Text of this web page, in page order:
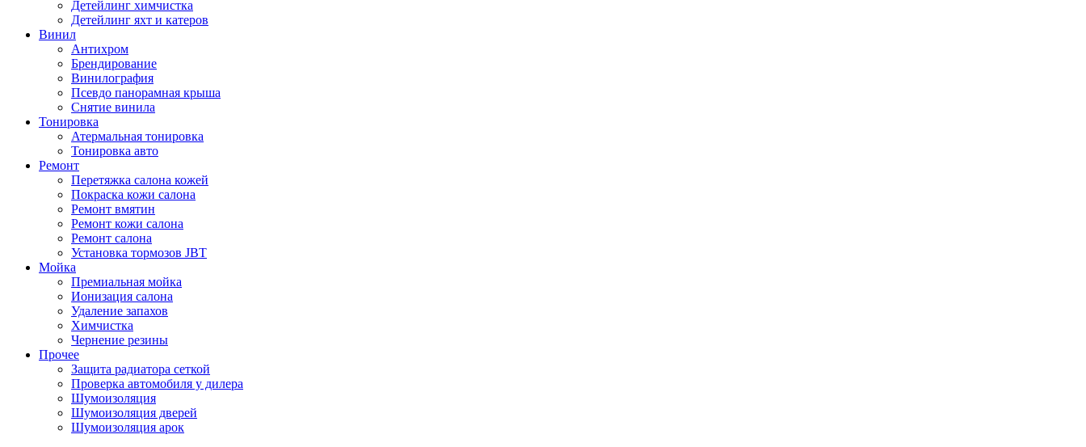
Детейлинг химчистка
Детейлинг яхт и катеров
Винил
Антихром
Брендирование
Винилография
Псевдо панорамная крыша
Снятие винила
Тонировка
Атермальная тонировка
Тонировка авто
Ремонт
Перетяжка салона кожей
Покраска кожи салона
Ремонт вмятин
Ремонт кожи салона
Ремонт салона
Установка тормозов JBT
Мойка
Премиальная мойка
Ионизация салона
Удаление запахов
Химчистка
Чернение резины
Прочее
Защита радиатора сеткой
Проверка автомобиля у дилера
Шумоизоляция
Шумоизоляция дверей
Шумоизоляция арок